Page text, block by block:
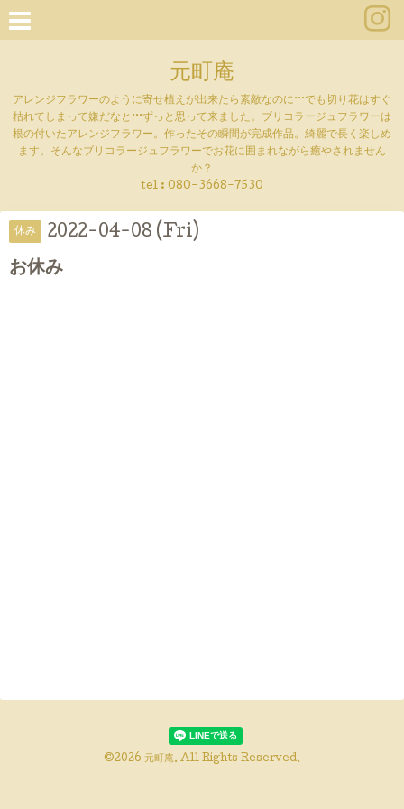
元町庵
アレンジフラワーのように寄せ植えが出来たら素敵なのに···でも切り花はすぐ
枯れてしまって嫌だなと···ずっと思って来ました。ブリコラージュフラワーは
根の付いたアレンジフラワー。作ったその瞬間が完成作品。綺麗で長く楽しめ
ます。そんなブリコラージュフラワーでお花に囲まれながら癒やされません
か？
tel : 080-3668-7530
休み 2022-04-08 (Fri)
お休み
©2026 元町庵. All Rights Reserved.